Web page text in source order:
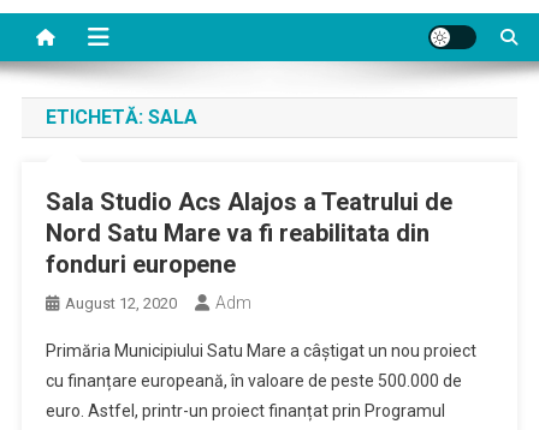
ETICHETĂ: SALA
Sala Studio Acs Alajos a Teatrului de
Nord Satu Mare va fi reabilitata din
fonduri europene
August 12, 2020 Adm
Primăria Municipiului Satu Mare a câștigat un nou proiect
cu finanțare europeană, în valoare de peste 500.000 de
euro. Astfel, printr-un proiect finanțat prin Programul